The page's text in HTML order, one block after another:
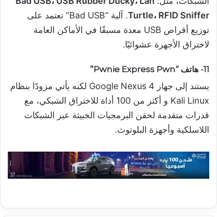
Turtle، RFID Sniffer
. آلية “Bad USB” تعتمد على
توزيع أقراص USB معدة مسبقًا في الأماكن العامة
لاختراق الأجهزة عشوائيًا.
11- هاتف “Pwnie Express Pwn”
يستند إلى جهاز Google Nexus 4 لكنه يأتي مزودًا بنظام
Kali Linux و أكثر من 100 أداة للاختراق الشبكي، مع
قدرات متقدمة لحقن البرمجيات الخبيثة عبر الشبكات
اللاسلكية وأجهزة البلوتوث.